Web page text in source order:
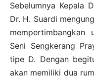
Sebelumnya Kepala
Dr. H. Suardi
mempertimbangkan
Seni Sengkerang
tipe D. Dengan
akan memiliki dua